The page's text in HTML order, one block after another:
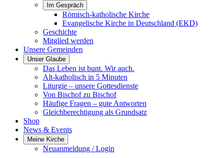
Im Gespräch
Römisch-katholische Kirche
Evangelische Kirche in Deutschland (EKD)
Geschichte
Mitglied werden
Unsere Gemeinden
Unser Glaube
Das Leben ist bunt. Wir auch.
Alt-katholisch in 5 Minuten
Liturgie – unsere Gottesdienste
Von Bischof zu Bischof
Häufige Fragen – gute Antworten
Gleichberechtigung als Grundsatz
Shop
News & Events
Meine Kirche
Neuanmeldung / Login